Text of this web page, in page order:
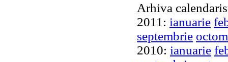
Arhiva
2011: ianuarie
septembrie
2010: ianuarie